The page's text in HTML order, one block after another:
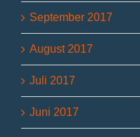
September 2017
August 2017
Juli 2017
Juni 2017